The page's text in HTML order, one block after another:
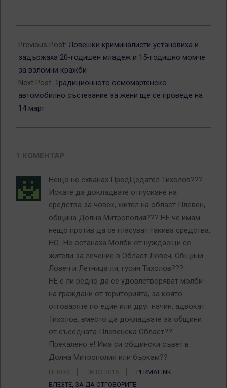
03-
06
Previous Post: Ловешки криминалисти установиха и
задържаха 20-годишен младеж и 15-годишно момче
за взломни кражби
Next Post: Традиционното осмомартенско
автомобилно състезание за жени ще се проведе на
14 март
1 КОМЕНТАР
Нещо не схванах ПредЦедател Тихолов???
Искате да докладвате отпускане на
средства за човек, жител на област Плевен,
община Долна Митрополия??? НЕ че имам
нещо против да се гласуват такива средства,
НО…Не останаха Молби от нуждаещи се
жители за лечение в Област Ловеч, Общини
Ловеч и Летница ли, гусин Тихолов???
НЕ е ли редно да се удовлетворяват молби
на граждани от територията, за която
отговаряте по един или друг начин, адвокат
Тихолов, вместо да докладвате за общини
от съседната Плевенска Област??
Прекалено е! Има си общински съвет в
Долна Митрополия или бъркам??
HEROS 06.03.2015
PERMALINK
ВЛЕЗТЕ, ЗА ДА ОТГОВОРИТЕ